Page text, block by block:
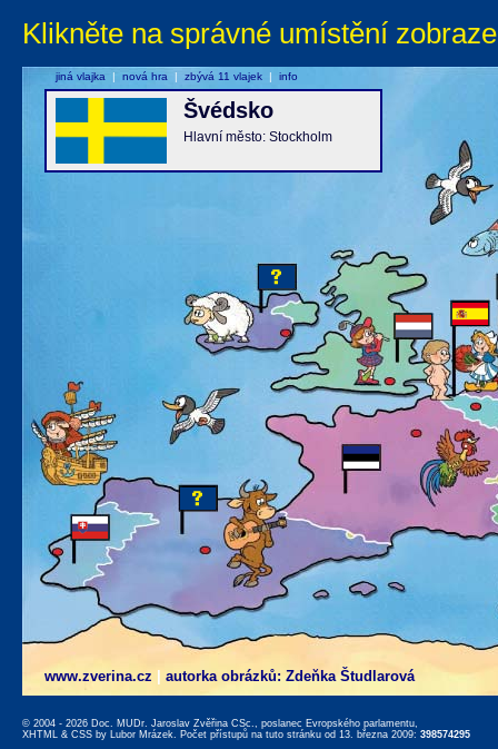
Klikněte na správné umístění
www.zverina.cz autorka obrázků: Zdeňka Študlarová
Švédsko
Hlavní město: Stockholm
jiná vlajka | nová hra | zbývá 11 vlajek | info
© 2004 - 2026 Doc. MUDr. Jaroslav Zvěřina CSc., poslanec Evropského parlamentu,
XHTML & CSS by Lubor Mrázek. Počet přístupů na tuto stránku od 13. března 2009: 398574295